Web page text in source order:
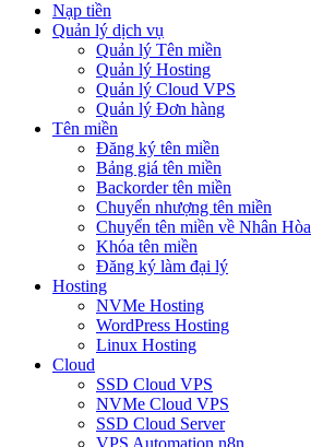
Nạp tiền
Quản lý dịch vụ
Quản lý Tên miền
Quản lý Hosting
Quản lý Cloud VPS
Quản lý Đơn hàng
Tên miền
Đăng ký tên miền
Bảng giá tên miền
Backorder tên miền
Chuyển nhượng tên miền
Chuyển tên miền về Nhân Hòa
Khóa tên miền
Đăng ký làm đại lý
Hosting
NVMe Hosting
WordPress Hosting
Linux Hosting
Cloud
SSD Cloud VPS
NVMe Cloud VPS
SSD Cloud Server
VPS Automation n8n